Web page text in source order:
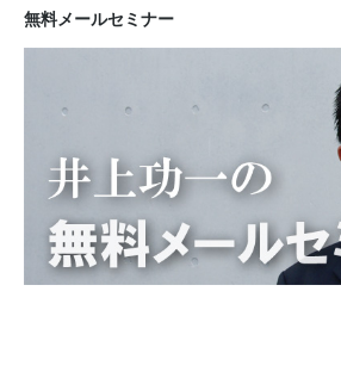
無料メールセミナー